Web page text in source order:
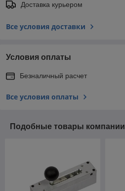
Доставка курьером
Все условия доставки
Условия оплаты
Безналичный расчет
Все условия оплаты
Подобные товары компании